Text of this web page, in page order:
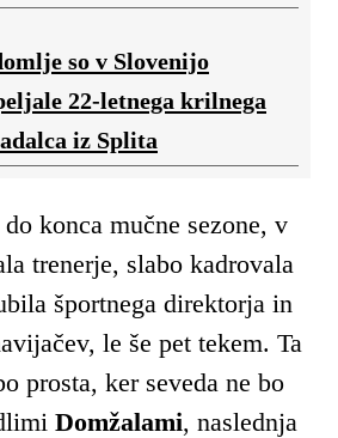
so v Slovenijo
22-letnega krilnega
iz Splita
konca mučne sezone, v
trenerje, slabo kadrovala
športnega direktorja in
le še pet tekem. Ta
prosta, ker seveda ne bo
Domžalami, naslednja